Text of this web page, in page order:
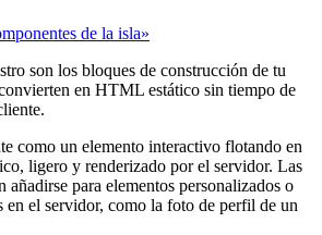
de la isla»
son los bloques de construcción de tu
en HTML estático sin tiempo de
como un elemento interactivo flotando en
ligero y renderizado por el servidor. Las
añadirse para elementos personalizados o
en el servidor, como la foto de perfil de un